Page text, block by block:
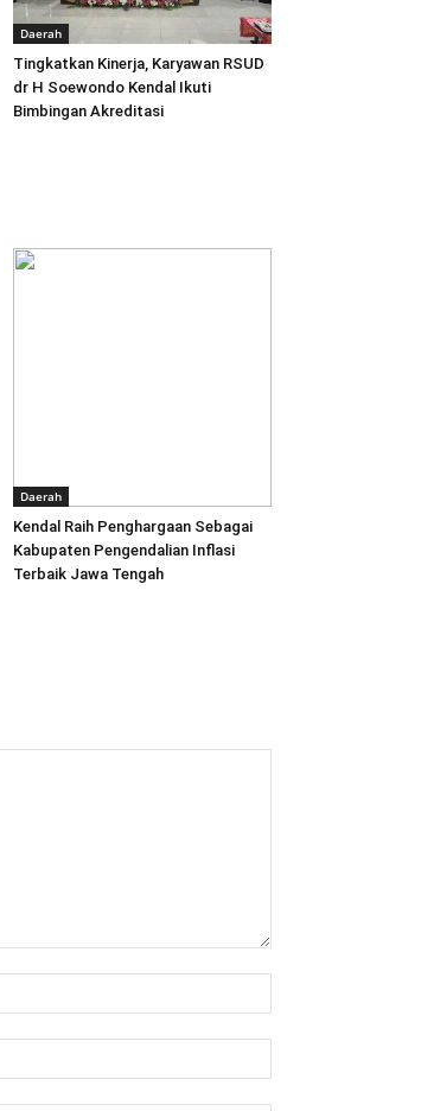
Daerah
Tingkatkan Kinerja, Karyawan RSUD
dr H Soewondo Kendal Ikuti
Bimbingan Akreditasi
Daerah
Kendal Raih Penghargaan Sebagai
Kabupaten Pengendalian Inflasi
Terbaik Jawa Tengah